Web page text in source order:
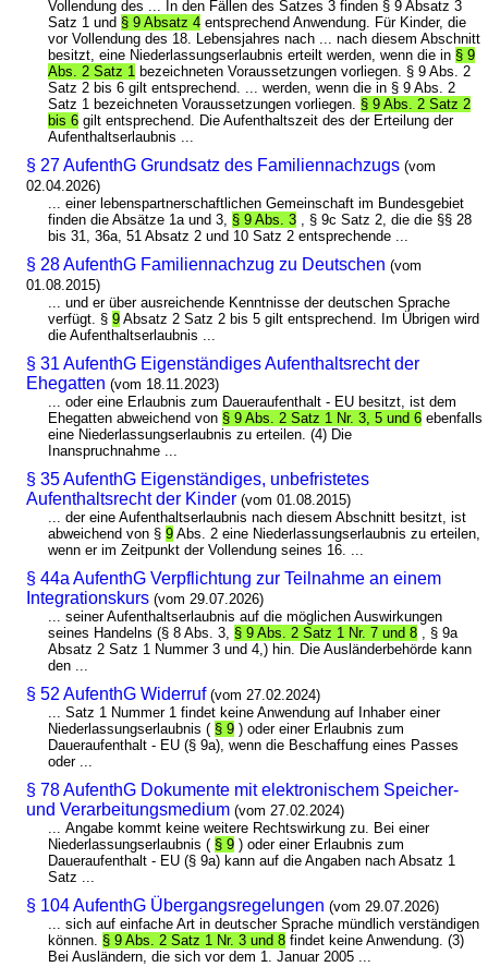
Vollendung des ... In den Fällen des Satzes 3 finden § 9 Absatz 3
Satz 1 und § 9 Absatz 4 entsprechend Anwendung. Für Kinder, die
vor Vollendung des 18. Lebensjahres nach ... nach diesem Abschnitt
besitzt, eine Niederlassungserlaubnis erteilt werden, wenn die in § 9
Abs. 2 Satz 1 bezeichneten Voraussetzungen vorliegen. § 9 Abs. 2
Satz 2 bis 6 gilt entsprechend. ... werden, wenn die in § 9 Abs. 2
Satz 1 bezeichneten Voraussetzungen vorliegen. § 9 Abs. 2 Satz 2
bis 6 gilt entsprechend. Die Aufenthaltszeit des der Erteilung der
Aufenthaltserlaubnis ...
§ 27 AufenthG Grundsatz des Familiennachzugs (vom
02.04.2026)
... einer lebenspartnerschaftlichen Gemeinschaft im Bundesgebiet
finden die Absätze 1a und 3, § 9 Abs. 3 , § 9c Satz 2, die die §§ 28
bis 31, 36a, 51 Absatz 2 und 10 Satz 2 entsprechende ...
§ 28 AufenthG Familiennachzug zu Deutschen (vom
01.08.2015)
... und er über ausreichende Kenntnisse der deutschen Sprache
verfügt. §9 Absatz 2 Satz 2 bis 5 gilt entsprechend. Im Übrigen wird
die Aufenthaltserlaubnis ...
§ 31 AufenthG Eigenständiges Aufenthaltsrecht der
Ehegatten (vom 18.11.2023)
... oder eine Erlaubnis zum Daueraufenthalt - EU besitzt, ist dem
Ehegatten abweichend von § 9 Abs. 2 Satz 1 Nr. 3, 5 und 6 ebenfalls
eine Niederlassungserlaubnis zu erteilen. (4) Die
Inanspruchnahme ...
§ 35 AufenthG Eigenständiges, unbefristetes
Aufenthaltsrecht der Kinder (vom 01.08.2015)
... der eine Aufenthaltserlaubnis nach diesem Abschnitt besitzt, ist
abweichend von §9 Abs. 2 eine Niederlassungserlaubnis zu erteilen,
wenn er im Zeitpunkt der Vollendung seines 16. ...
§ 44a AufenthG Verpflichtung zur Teilnahme an einem
Integrationskurs (vom 29.07.2026)
... seiner Aufenthaltserlaubnis auf die möglichen Auswirkungen
seines Handelns (§ 8 Abs. 3, § 9 Abs. 2 Satz 1 Nr. 7 und 8 , § 9a
Absatz 2 Satz 1 Nummer 3 und 4,) hin. Die Ausländerbehörde kann
den ...
§ 52 AufenthG Widerruf (vom 27.02.2024)
... Satz 1 Nummer 1 findet keine Anwendung auf Inhaber einer
Niederlassungserlaubnis ( § 9 ) oder einer Erlaubnis zum
Daueraufenthalt - EU (§ 9a), wenn die Beschaffung eines Passes
oder ...
§ 78 AufenthG Dokumente mit elektronischem Speicher-
und Verarbeitungsmedium (vom 27.02.2024)
... Angabe kommt keine weitere Rechtswirkung zu. Bei einer
Niederlassungserlaubnis ( § 9 ) oder einer Erlaubnis zum
Daueraufenthalt - EU (§ 9a) kann auf die Angaben nach Absatz 1
Satz ...
§ 104 AufenthG Übergangsregelungen (vom 29.07.2026)
... sich auf einfache Art in deutscher Sprache mündlich verständigen
können. § 9 Abs. 2 Satz 1 Nr. 3 und 8 findet keine Anwendung. (3)
Bei Ausländern, die sich vor dem 1. Januar 2005 ...